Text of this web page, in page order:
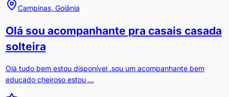
Campinas, Goiânia
Olá sou acompanhante pra casais casada
solteira
Olá tudo bem estou disponível .sou um acompanhante bem
educado cheiroso estou ...